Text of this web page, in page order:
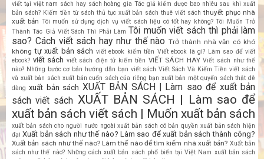
viết tại việt nam sách hay sách hoàng gia Tác giả kiếm được bao nhiêu sau khi xuất
bản sách? Kiếm tiền từ sách thủ tục xuất bản sách thuê viết sách thuyết phục nhà
xuất bản Tôi muốn sử dụng dịch vụ viết sách liệu có tốt hay không? Tôi Muốn Trở
Thành Tác Giả Viết Sách Thì Phải Làm Tôi muốn viết sách thì phải làm
sao? Cách viết sách hay như thế nào Trở thành nhà văn có khó
không tự xuất bản sách viết ebook kiếm tiền Viết ebook là gì? Làm sao để viết
ebook? viết sách viết sách điện tử kiếm tiền VIẾT SÁCH HAY Viết sách như thế
nào? Những bước cơ bản hướng dẫn bạn viết sách Viết Sách Và Kiếm Tiền viết sách
và xuất bản sách xuất bản cuốn sách của riêng bạn xuất bản một quyển sách thật dễ
dàng xuất bản sách XUẤT BẢN SÁCH | Làm sao để xuất bản
sách viết sách XUẤT BẢN SÁCH | Làm sao để
xuất bản sách viết sách | Muốn xuất bản sách
xuất bản sách cho người nước ngoài xuất bản sách có bản quyền xuất bản sách hiện
đại Xuất bản sách như thế nào? Làm sao để xuất bản sách thành công?
Xuất bản sách như thế nào? Làm thế nào để tìm kiếm nhà xuất bản? Xuất bản
sách như thế nào? Những cách xuất bản sách phổ biến tại Việt Nam xuất bản sách